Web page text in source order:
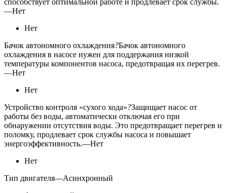
—Нет
Нет
Бачок автономного охлаждения?Бачок автономного
охлаждения в насосе нужен для поддержания низкой
температуры компонентов насоса, предотвращая их перегрев.
—Нет
Нет
Устройство контроля «сухого хода»?Защищает насос от
работы без воды, автоматически отключая его при
обнаружении отсутствия воды. Это предотвращает перегрев и
поломку, продлевает срок службы насоса и повышает
энергоэффективность.—Нет
Нет
Тип двигателя—Асинхронный